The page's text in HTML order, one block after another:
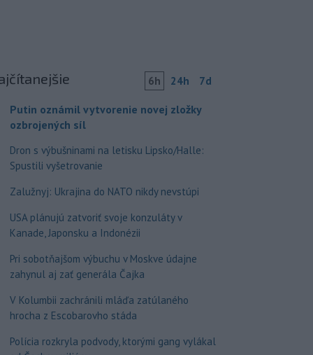
6h 24h 7d
Putin oznámil vytvorenie novej zložky
ozbrojených síl
Dron s výbušninami na letisku Lipsko/Halle:
Spustili vyšetrovanie
Zalužnyj: Ukrajina do NATO nikdy nevstúpi
USA plánujú zatvoriť svoje konzuláty v
Kanade, Japonsku a Indonézii
Pri sobotňajšom výbuchu v Moskve údajne
zahynul aj zať generála Čajka
V Kolumbii zachránili mláďa zatúlaného
hrocha z Escobarovho stáda
Polícia rozkryla podvody, ktorými gang vylákal